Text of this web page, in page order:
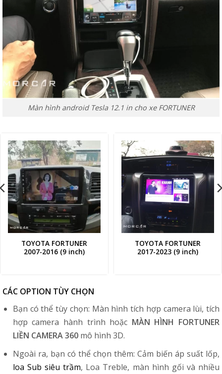
Màn hình android Tesla 12.1 in cho xe FORTUNER
TOYOTA FORTUNER
2007-2016 (9 inch)
TOYOTA FORTUNER
2017-2023 (9 inch)
CÁC OPTION TÙY CHỌN
Bạn có thể tùy chọn: Màn hình tích hợp camera lùi, tích
hợp camera hành trình hoặc MÀN HÌNH FORTUNER
LIỀN CAMERA 360mô hình 3D.
Ngoài ra, bạn có thể chọn thêm: Cảm biến áp suất lốp,
loa Sub siêu trầm, Loa Treble, màn hình gối và nhiều